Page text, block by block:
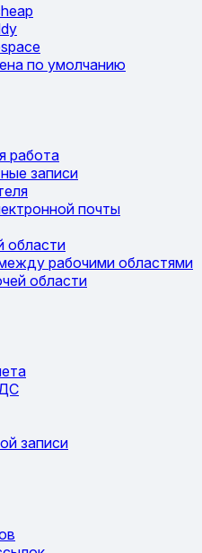
по умолчанию
работа
записи
почты
области
рабочими областями
области
записи